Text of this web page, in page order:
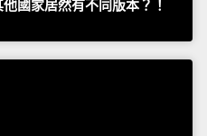
國家居然有不同版本？！